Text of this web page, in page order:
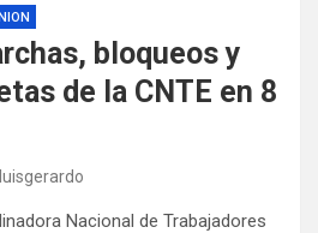
bloqueos y
de la CNTE en 8
Nacional de Trabajadores